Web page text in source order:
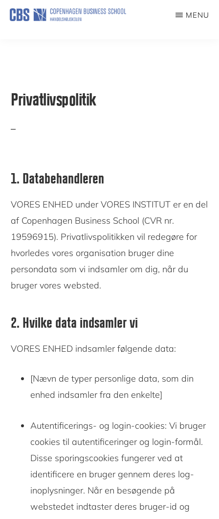
Skip
MENU
Privatlivspolitik
1. Databehandleren
VORES ENHED under VORES INSTITUT er en del
af Copenhagen Business School (CVR nr.
19596915). Privatlivspolitikken vil redegøre for
hvorledes vores organisation bruger dine
persondata som vi indsamler om dig, når du
bruger vores websted.
2. Hvilke data indsamler vi
VORES ENHED indsamler følgende data:
[Nævn de typer personlige data, som din
enhed indsamler fra den enkelte]
Autentificerings- og login-cookies: Vi bruger
cookies til autentificeringer og login-formål.
Disse sporingscookies fungerer ved at
identificere en bruger gennem deres log-
inoplysninger. Når en besøgende på
webstedet indtaster deres bruger-id og